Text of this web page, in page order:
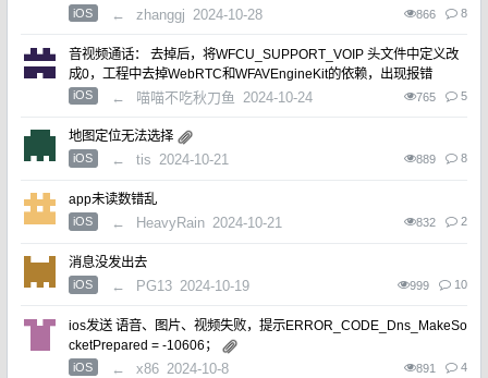
iOS ← zhanggj 2024-10-28 866 8
音视频通话： 去掉后，将WFCU_SUPPORT_VOIP 头文件中定义改
成0，工程中去掉WebRTC和WFAVEngineKit的依赖，出现报错
iOS ← 喵喵不吃秋刀鱼 2024-10-24 765 5
地图定位无法选择
iOS ← tis 2024-10-21 889 8
app未读数错乱
iOS ← HeavyRain 2024-10-21 832 2
消息没发出去
iOS ← PG13 2024-10-19 999 10
ios发送 语音、图片、视频失败，提示ERROR_CODE_Dns_MakeSo
cketPrepared = -10606；
iOS ← x86 2024-10-8 891 4